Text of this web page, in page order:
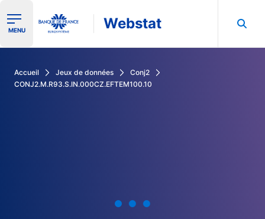
Ouvrir le menu de navigation
MENU Webstat
Accueil Jeux de données
Conj2
CONJ2.M.R93.S.IN.000CZ.EFTEM100.10